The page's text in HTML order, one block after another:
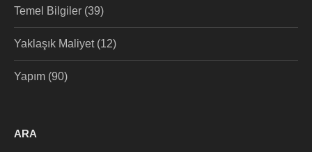
Temel Bilgiler (39)
Yaklaşık Maliyet(12)
Yapım (90)
ARA